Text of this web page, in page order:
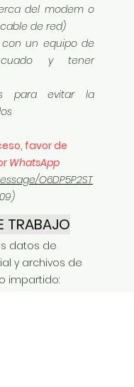
del modem o
de red)
un equipo de
y tener
para evitar la
favor de
WhatsApp
O6DP5P2ST
TRABAJO
datos de
y archivos de
impartido: